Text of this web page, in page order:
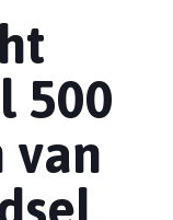
500
van